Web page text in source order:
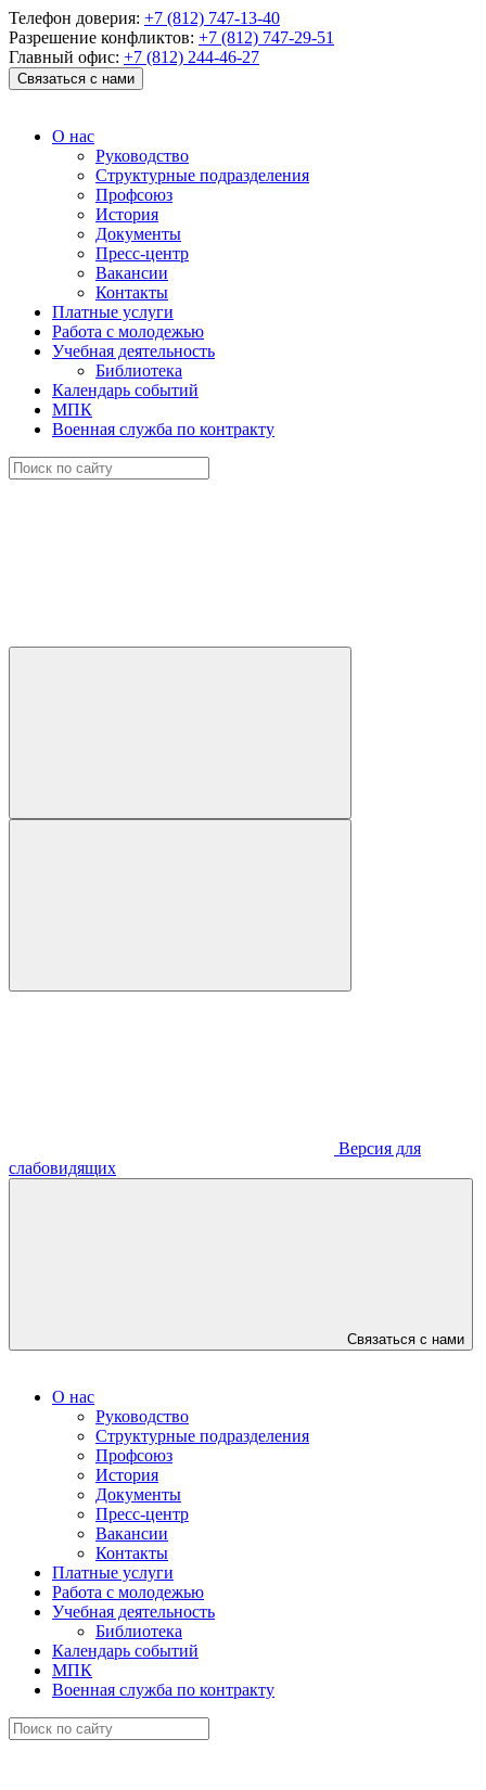
Телефон доверия: +7 (812) 747-13-40
Разрешение конфликтов: +7 (812) 747-29-51
Главный офис: +7 (812) 244-46-27
Связаться с нами
О нас
Руководство
Структурные подразделения
Профсоюз
История
Документы
Пресс-центр
Вакансии
Контакты
Платные услуги
Работа с молодежью
Учебная деятельность
Библиотека
Календарь событий
МПК
Военная служба по контракту
Версия для
слабовидящих
Связаться с нами
О нас
Руководство
Структурные подразделения
Профсоюз
История
Документы
Пресс-центр
Вакансии
Контакты
Платные услуги
Работа с молодежью
Учебная деятельность
Библиотека
Календарь событий
МПК
Военная служба по контракту